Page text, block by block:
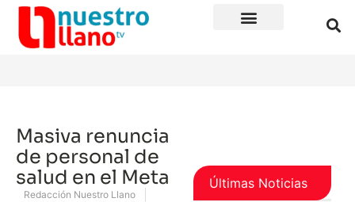
Masiva renuncia
de personal de
salud en el Meta
Redacción Nuestro Llano
Últimas Noticias